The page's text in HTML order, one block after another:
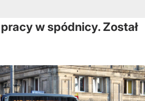
w spódnicy. Został